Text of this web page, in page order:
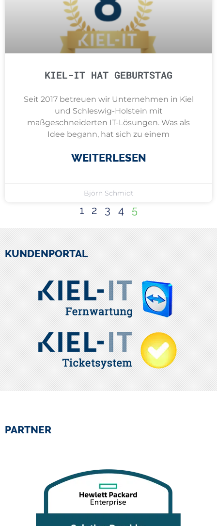
KIEL-IT HAT GEBURTSTAG
Seit 2017 betreuen wir Unternehmen in Kiel
und Schleswig-Holstein mit
maßgeschneiderten IT-Lösungen. Was als
Idee begann, hat sich zu einem
WEITERLESEN
Björn Schmidt
1 2 3 4 5
KUNDENPORTAL
PARTNER